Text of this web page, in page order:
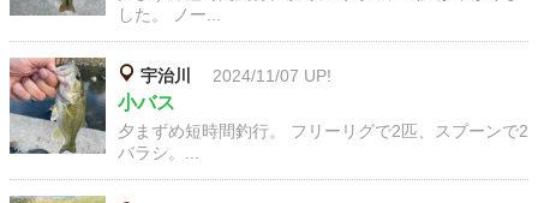
した。 ノー...
宇治川 2024/11/07 UP!
小バス
夕まずめ短時間釣行。 フリーリグで2匹、スプーンで2
バラシ。...